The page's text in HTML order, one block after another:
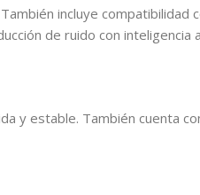
incluye compatibilidad
de ruido con
y estable. También cuenta